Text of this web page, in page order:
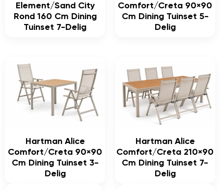
Element/Sand City
Rond 160 Cm Dining
Tuinset 7-Delig
Comfort/Creta 90×90
Cm Dining Tuinset 5-
Delig
Hartman Alice
Comfort/Creta 90×90
Cm Dining Tuinset 3-
Delig
Hartman Alice
Comfort/Creta 210×90
Cm Dining Tuinset 7-
Delig